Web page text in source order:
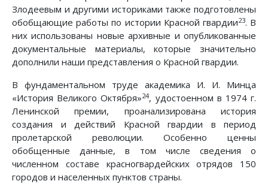
Злодеевым и другими историками также подготовлены
обобщающие работы по истории Красной гвардии23. В
них использованы новые архивные и опубликованные
документальные материалы, которые значительно
дополнили наши представления о Красной гвардии.
В фундаментальном труде академика И. И. Минца
«История Великого Октября»24, удостоенном в 1974 г.
Ленинской премии, проанализирована история
создания и действий Красной гвардии в период
пролетарской революции. Особенно ценны
обобщенные данные, в том числе сведения о
численном составе красногвардейских отрядов 150
городов и населенных пунктов страны.